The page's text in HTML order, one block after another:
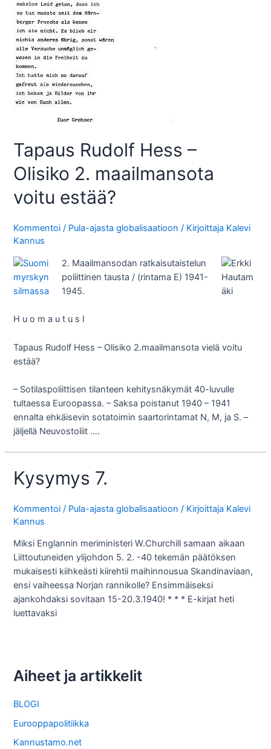
Tapaus Rudolf Hess –
Olisiko 2. maailmansota
voitu estää?
Kommentoi / Pula-ajasta globalisaatioon / Kirjoittaja Kalevi
Kannus
2. Maailmansodan ratkaisutaistelun
poliittinen tausta / (rintama E) 1941-
1945.
H u o m a u t u s I
Tapaus Rudolf Hess – Olisiko 2.maailmansota vielä voitu
estää?
– Sotilaspoliittisen tilanteen kehitysnäkymät 40-luvulle
tultaessa Euroopassa. – Saksa poistanut 1940 – 1941
ennalta ehkäisevin sotatoimin saartorintamat N, M, ja S. –
jäljellä Neuvostoliit ….
Kysymys 7.
Kommentoi / Pula-ajasta globalisaatioon / Kirjoittaja Kalevi
Kannus
Miksi Englannin meriministeri W.Churchill samaan aikaan
Liittoutuneiden ylijohdon 5. 2. -40 tekemän päätöksen
mukaisesti kiihkeästi kiirehtii maihinnousua Skandinaviaan,
ensi vaiheessa Norjan rannikolle? Ensimmäiseksi
ajankohdaksi sovitaan 15-20.3.1940! * * * E-kirjat heti
luettavaksi
Aiheet ja artikkelit
BLOGI
Eurooppapolitiikka
Kannustamo.net